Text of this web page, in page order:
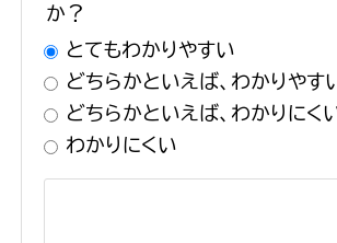
か？
とてもわかりやすい
どちらかといえば、わかりやす
どちらかといえば、わかりにく
わかりにくい